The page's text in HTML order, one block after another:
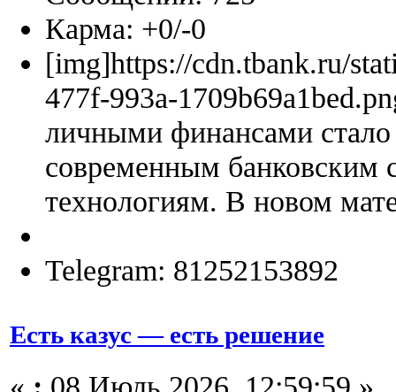
Карма: +0/-0
[img]https://cdn.tbank.ru/
477f-993a-
личными финансами
современным банковским
технологиям. В новом
Telegram: 81252153892
Есть казус — есть решение